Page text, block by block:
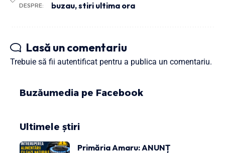
DESPRE:
buzau,stiri ultima ora
Lasă un comentariu
Trebuie să fii autentificat pentru a publica un comentariu.
Buzăumedia pe Facebook
Ultimele știri
Primăria Amaru: ANUNȚ